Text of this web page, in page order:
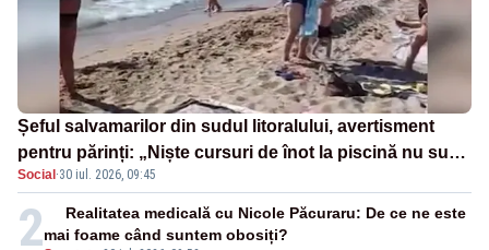
Șeful salvamarilor din sudul litoralului, avertisment
pentru părinți: „Niște cursuri de înot la piscină nu sunt
suficiente”
Social·30 iul. 2026, 09:45
2
Realitatea medicală cu Nicole Păcuraru: De ce ne este
mai foame când suntem obosiți?